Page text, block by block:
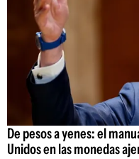
De pesos a yenes: el
Unidos en las monedas